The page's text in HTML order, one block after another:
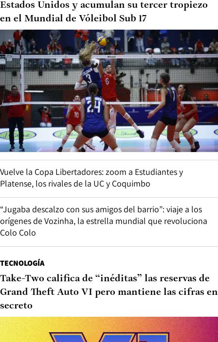
Estados Unidos y acumulan su tercer tropiezo
en el Mundial de Vóleibol Sub 17
Vuelve la Copa Libertadores: zoom a Estudiantes y
Platense, los rivales de la UC y Coquimbo
“Jugaba descalzo con sus amigos del barrio”: viaje a los
orígenes de Vozinha, la estrella mundial que revoluciona
Colo Colo
TECNOLOGÍA
Take-Two califica de “inéditas” las reservas de
Grand Theft Auto VI pero mantiene las cifras en
secreto